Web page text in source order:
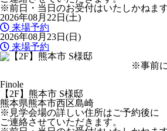
※前日・当日のお受付はいたしかねます
2026年08月22日(土)
来場予約
2026年08月23日(日)
来場予約
※事前
Finole
【2F】熊本市 S様邸
熊本県熊本市西区島崎
※見学会場の詳しい住所はご予約後に
ご連絡させていただきます。